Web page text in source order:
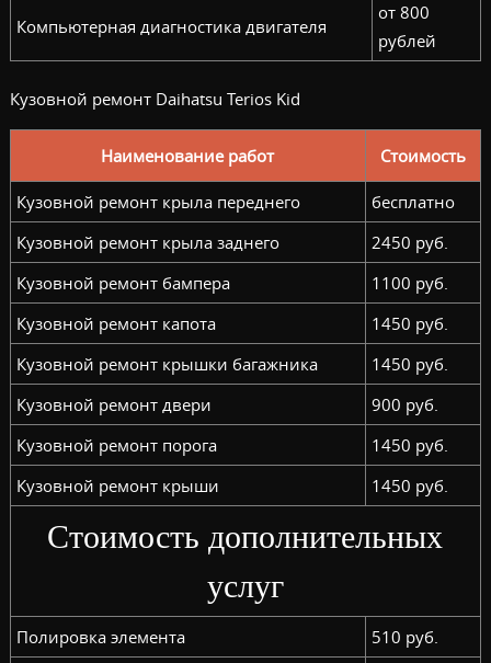
Компьютерная диагностика двигателя
от 800
рублей
Кузовной ремонт Daihatsu Terios Kid
Наименование работ Стоимость
Кузовной ремонт крыла переднего
бесплатно
Кузовной ремонт крыла заднего
2450 руб.
Кузовной ремонт бампера
1100 руб.
Кузовной ремонт капота
1450 руб.
Кузовной ремонт крышки багажника
1450 руб.
Кузовной ремонт двери
900 руб.
Кузовной ремонт порога
1450 руб.
Кузовной ремонт крыши
1450 руб.
Стоимость дополнительных
услуг
Полировка элемента
510 руб.